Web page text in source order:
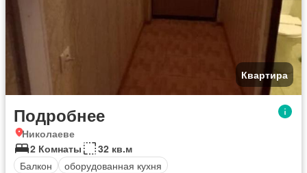
Квартира
Подробнее
Николаеве
2 Комнаты
32 кв.м
Балкон
оборудованная кухня